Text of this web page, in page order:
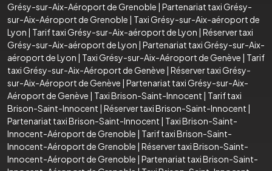
Grésy-sur-Aix-Aéroport de Grenoble | Partenariat taxi Grésy-
sur-Aix-Aéroport de Grenoble | Taxi Grésy-sur-Aix-aéroport de
Lyon | Tarif taxi Grésy-sur-Aix-aéroport de Lyon | Réserver taxi
Grésy-sur-Aix-aéroport de Lyon | Partenariat taxi Grésy-sur-Aix-
aéroport de Lyon | Taxi Grésy-sur-Aix-Aéroport de Genève | Tarif
taxi Grésy-sur-Aix-Aéroport de Genève | Réserver taxi Grésy-
sur-Aix-Aéroport de Genève | Partenariat taxi Grésy-sur-Aix-
Aéroport de Genève | Taxi Brison-Saint-Innocent | Tarif taxi
Brison-Saint-Innocent | Réserver taxi Brison-Saint-Innocent |
Partenariat taxi Brison-Saint-Innocent | Taxi Brison-Saint-
Innocent-Aéroport de Grenoble | Tarif taxi Brison-Saint-
Innocent-Aéroport de Grenoble | Réserver taxi Brison-Saint-
Innocent-Aéroport de Grenoble | Partenariat taxi Brison-Saint-